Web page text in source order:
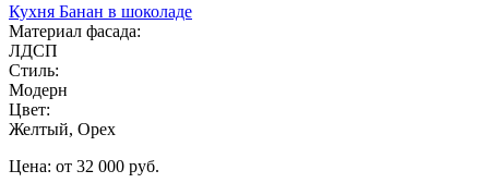
Кухня Банан в шоколаде
Материал фасада:
ЛДСП
Стиль:
Модерн
Цвет:
Желтый, Орех
Цена: от 32 000 руб.